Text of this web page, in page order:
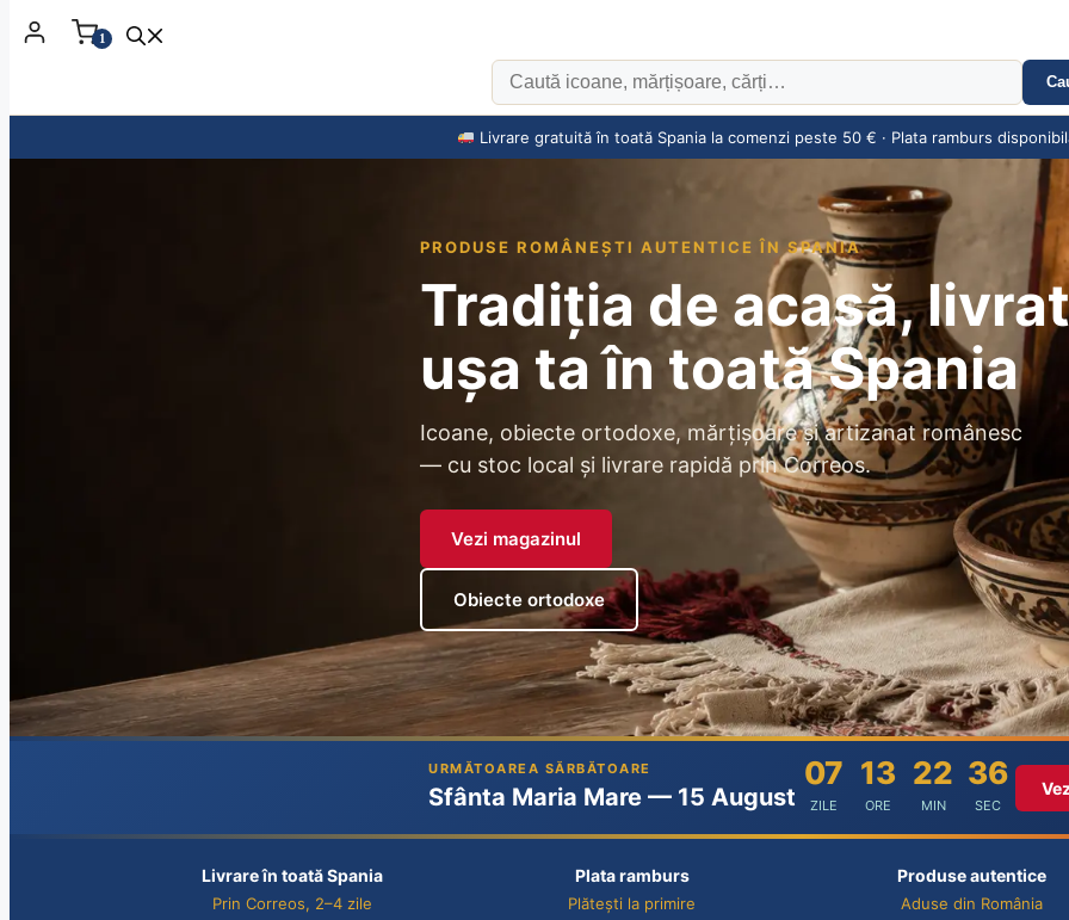
1
Livrare gratuită în toată Spania la comenzi peste 50 € · Plata ramburs
PRODUSE ROMÂNEȘTI AUTENTICE ÎN SPANIA
Tradiția de acasă,
ușa ta în toată Spania
Icoane, obiecte ortodoxe, mărțișoare și artizanat românesc
— cu stoc local și livrare rapidă prin Correos.
Vezi magazinul
Obiecte ortodoxe
URMĂTOAREA SĂRBĂTOARE
Sfânta Maria Mare — 15 August
07
ZILE
13
ORE
22
MIN
34
SEC
Livrare în toată Spania
Prin Correos, 2–4 zile
Plata ramburs
Plătești la primire
Produse autentice
Aduse din România